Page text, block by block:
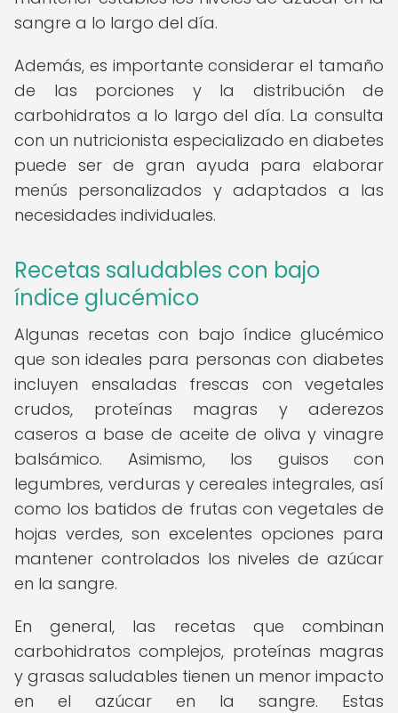
sangre a lo largo del día.
Además, es importante considerar el tamaño
de las porciones y la distribución de
carbohidratos a lo largo del día. La consulta
con un nutricionista especializado en diabetes
puede ser de gran ayuda para elaborar
menús personalizados y adaptados a las
necesidades individuales.
Recetas saludables con bajo
índice glucémico
Algunas recetas con bajo índice glucémico
que son ideales para personas con diabetes
incluyen ensaladas frescas con vegetales
crudos, proteínas magras y aderezos
caseros a base de aceite de oliva y vinagre
balsámico. Asimismo, los guisos con
legumbres, verduras y cereales integrales, así
como los batidos de frutas con vegetales de
hojas verdes, son excelentes opciones para
mantener controlados los niveles de azúcar
en la sangre.
En general, las recetas que combinan
carbohidratos complejos, proteínas magras
y grasas saludables tienen un menor impacto
en el azúcar en la sangre. Estas